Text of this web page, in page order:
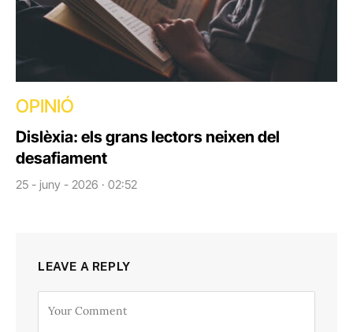
OPINIÓ
Dislèxia: els grans lectors neixen del
desafiament
25 - juny - 2026 · 02:52
LEAVE A REPLY